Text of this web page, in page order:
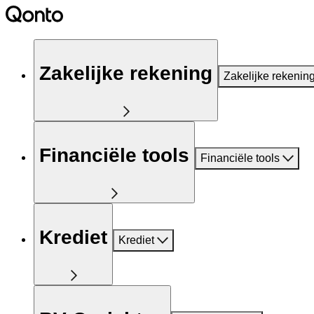
Zakelijke rekening Zakelijke
Financiële tools Financiële tools
Krediet Krediet